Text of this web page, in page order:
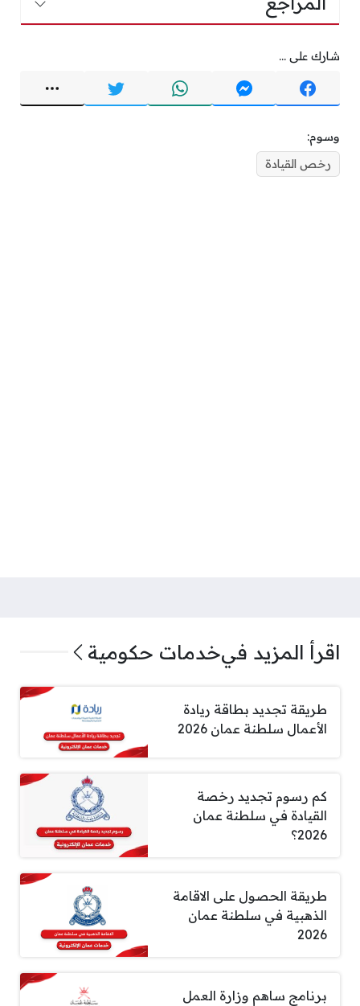
شارك على ...
وسوم:
رخص القيادة
اقرأ المزيد فيخدمات حكومية
طريقة تجديد بطاقة ريادة
الأعمال سلطنة عمان 2026
كم رسوم تجديد رخصة
القيادة في سلطنة عمان
2026؟
طريقة الحصول على الاقامة
الذهبية في سلطنة عمان
2026
برنامج ساهم وزارة العمل